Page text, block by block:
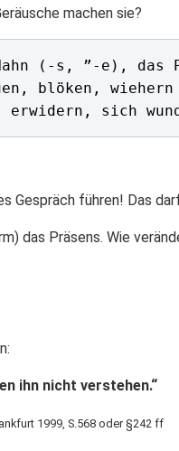
machen sie?
Gespräch führen! Das
das Präsens. Wie
ihn nicht verstehen.“
1999, S.568 oder §242 ff